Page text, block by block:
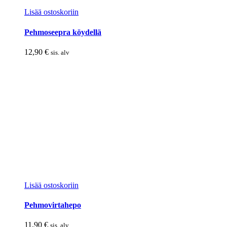
Lisää ostoskoriin
Pehmoseepra köydellä
12,90 € sis. alv
Lisää ostoskoriin
Pehmovirtahepo
11,90 € sis. alv